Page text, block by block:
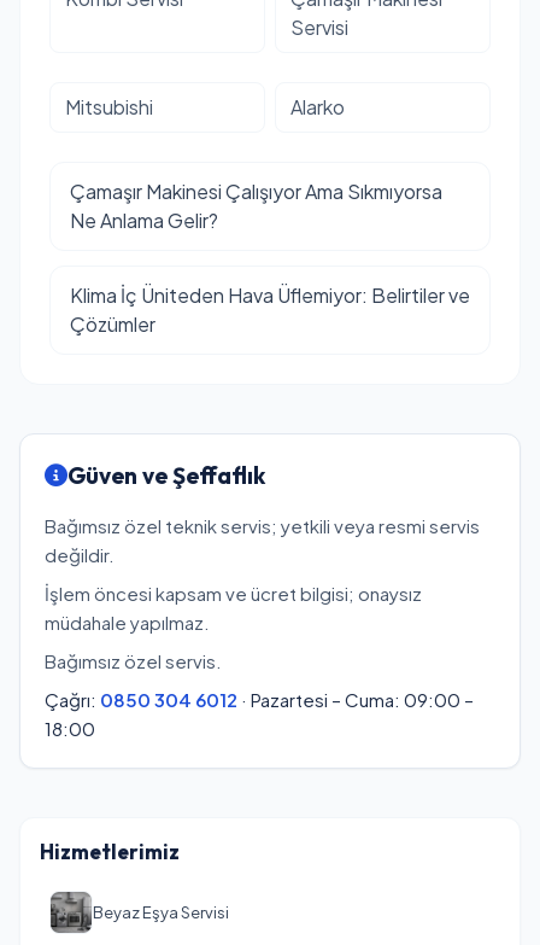
Servisi
Mitsubishi Alarko
Çamaşır Makinesi Çalışıyor Ama Sıkmıyorsa
Ne Anlama Gelir?
Klima İç Üniteden Hava Üflemiyor: Belirtiler ve
Çözümler
Güven ve Şeffaflık
Bağımsız özel teknik servis; yetkili veya resmi servis
değildir.
İşlem öncesi kapsam ve ücret bilgisi; onaysız
müdahale yapılmaz.
Bağımsız özel servis.
Çağrı: 0850 304 6012 · Pazartesi – Cuma: 09:00 –
18:00
Hizmetlerimiz
Beyaz Eşya Servisi